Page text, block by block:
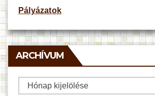
Pályázatok
ARCHÍVUM
Archívum